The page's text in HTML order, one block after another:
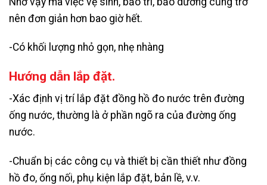
nên đơn giản hơn bao giờ hết.
-Có khối lượng nhỏ gọn, nhẹ nhàng
Hướng dẫn lắp đặt.
-Xác định vị trí lắp đặt đồng hồ đo nước trên đường
ống nước, thường là ở phần ngõ ra của đường ống
nước.
-Chuẩn bị các công cụ và thiết bị cần thiết như đồng
hồ đo, ống nối, phụ kiện lắp đặt, bản lề, v.v.